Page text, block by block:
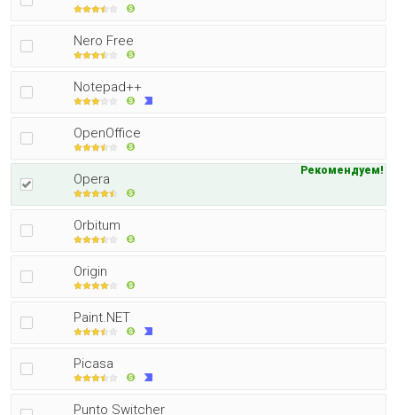
Nero Free
Notepad++
OpenOffice
Opera
Рекомендуем!
Orbitum
Origin
Paint.NET
Picasa
Punto Switcher